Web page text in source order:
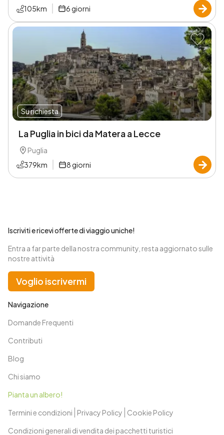
105km 6giorni
Su richiesta
La Puglia in bici da Matera a Lecce
Puglia
379km 8giorni
Navigazione
Domande Frequenti
Contributi
Blog
Chi siamo
Pianta un albero!
Termini e condizioni
Privacy Policy
Cookie Policy
Condizioni generali di vendita dei pacchetti turistici
Iscriviti e ricevi offerte di viaggio uniche!
Entra a far parte della nostra community, resta aggiornato sulle
nostre attività
Voglio iscrivermi